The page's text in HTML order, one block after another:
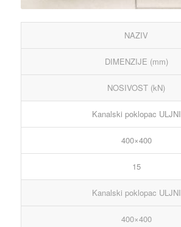
NAZIV
DIMENZIJE (mm)
NOSIVOST (kN)
Kanalski poklopac ULJNI
400×400
15
Kanalski poklopac ULJNI
400×400